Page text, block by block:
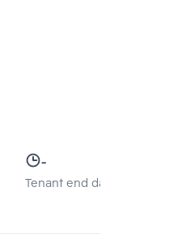
-
Tenant end date